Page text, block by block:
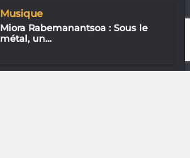
Musique
Miora Rabemanantsoa : Sous le
métal, un...